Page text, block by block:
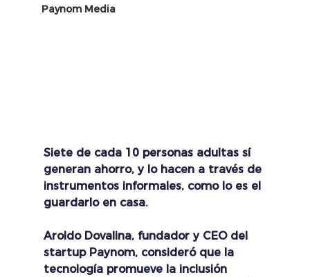
Paynom Media
Siete de cada 10 personas adultas sí
generan ahorro, y lo hacen a través de
instrumentos informales, como lo es el
guardarlo en casa.
Aroldo Dovalina, fundador y CEO del
startup Paynom, consideró que la
tecnología promueve la inclusión